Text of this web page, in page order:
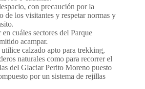
con precaución por la
de los visitantes y respetar normas y
en cuáles sectores del Parque
acampar.
utilice calzado apto para trekking,
naturales como para recorrer el
del Glaciar Perito Moreno puesto
por un sistema de rejillas